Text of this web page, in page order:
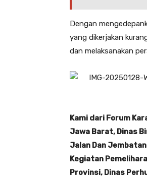
Dengan
yang dikerjakan
dan melaksanakan
Kami dari Forum
Jawa Barat, Dinas
Jalan Dan
Kegiatan
Provinsi, Dinas